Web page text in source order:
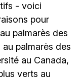
- voici
pour
palmarès des
palmarès des
au Canada,
verts au